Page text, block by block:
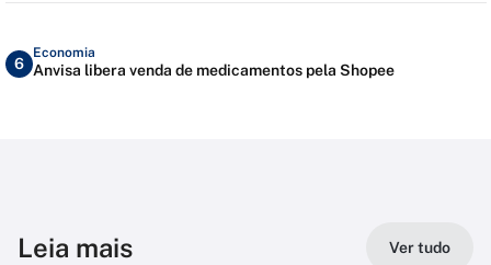
6
Economia
Anvisa libera venda de medicamentos pela Shopee
Leia mais Ver tudo